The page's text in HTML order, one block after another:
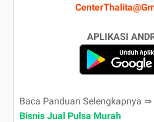
APLIKASI
Baca Panduan Selengkapnya ⇒
Bisnis Jual Pulsa Murah